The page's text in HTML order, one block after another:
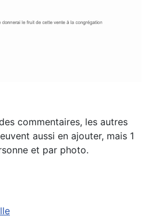
commentaires, les autres
aussi en ajouter, mais 1
et par photo.